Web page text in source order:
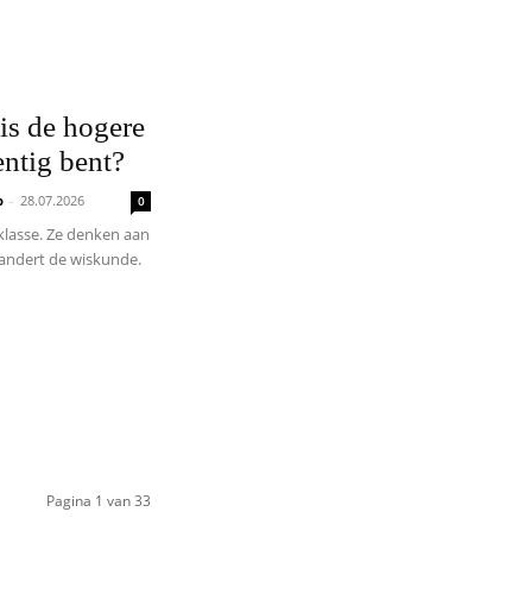
de hogere
bent?
- 28.07.2026 0
Ze denken aan
de wiskunde.
Pagina 1 van 33